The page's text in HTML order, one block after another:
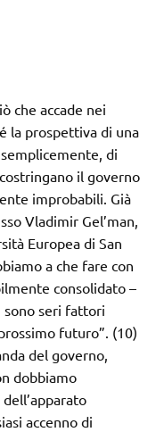
che accade nei
la prospettiva di una
di
il governo
improbabili. Già
Vladimir Gel’man,
Europea di San
a che fare con
consolidato –
sono seri fattori
futuro”. (10)
del governo,
dobbiamo
accenno di